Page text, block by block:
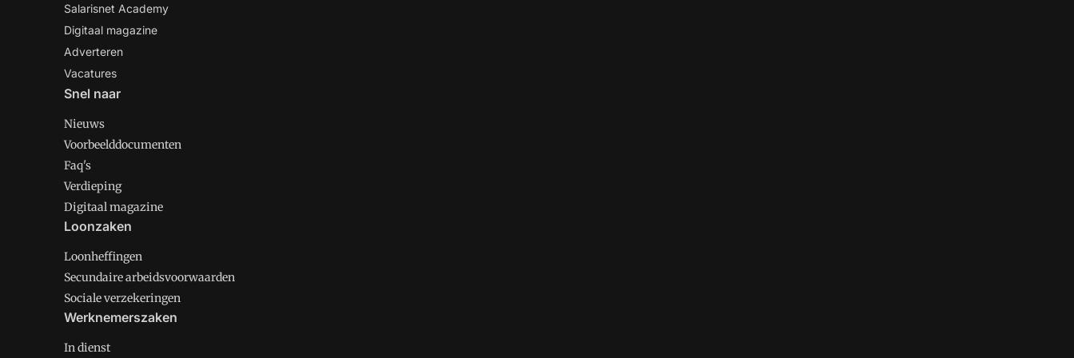
Salarisnet Academy
Digitaal magazine
Adverteren
Vacatures
Snel naar
Nieuws
Voorbeelddocumenten
Faq's
Verdieping
Digitaal magazine
Loonzaken
Loonheffingen
Secundaire arbeidsvoorwaarden
Sociale verzekeringen
Werknemerszaken
In dienst